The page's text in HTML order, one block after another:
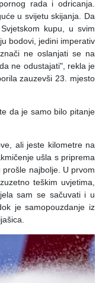
rada i odricanja.
u svijetu skijanja. Da
kupu, u svim
bodovi, jedini imperativ
ne oslanjati se na
ne odustajati", rekla je
zauzevši 23. mjesto
da je samo bilo pitanje
ali jeste kilometre na
ušla s priprema
najbolje. U prvom
teškim uvjetima,
sam se sačuvati i u
je samopouzdanje iz